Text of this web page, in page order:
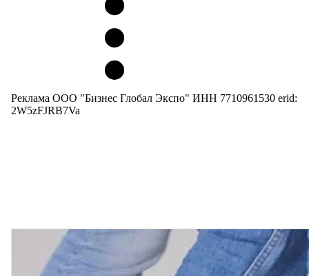
Реклама ООО "Бизнес Глобал Экспо" ИНН 7710961530 erid:
2W5zFJRB7Va